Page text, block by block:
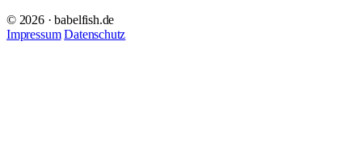
© 2026 · babelfish.de
Impressum Datenschutz